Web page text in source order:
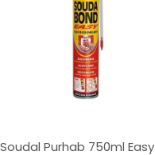
Soudal Purhab 750ml Easy